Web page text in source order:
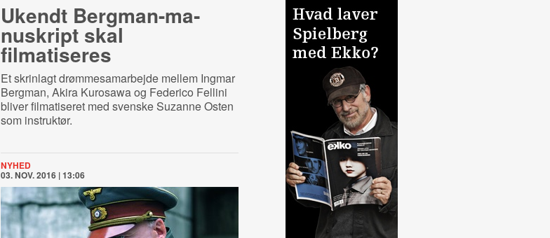
Ukendt Berg­man-​ma­
nuskript skal
filmatiseres
Et skrinlagt drømmesamarbejde mellem Ingmar
Bergman, Akira Kurosawa og Federico Fellini
bliver filmatiseret med svenske Suzanne Osten
som instruktør.
NYHED
03. NOV. 2016 | 13:06